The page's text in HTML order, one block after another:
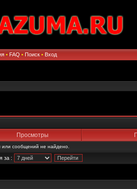
• FAQ • Поиск • Вход
Просмотры
сообщений не найдено.
за :